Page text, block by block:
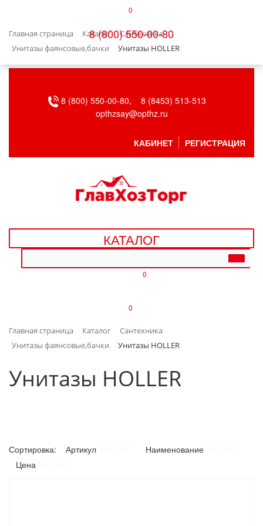
0
8 (800) 550-00-80
Главная страница Каталог
Сантехника
Унитазы фаянсовые,бачки
Унитазы HOLLER
БЫТОВАЯ ТЕХНИКА
ВЕНТИЛЯЦИЯ
ДАЧА, САД И ОГОРОД
ДЕТСКИЕ ТОВАРЫ
ИНТЕРЬЕР
ЛАКОКРАСОЧНЫЕ МАТЕРИАЛЫ
8 (800) 550-00-80,
8 (8453) 513-513
opthzsay@opthz.ru
КАБИНЕТ РЕГИСТРАЦИЯ
КАТАЛОГ
0
0
Главная страница Каталог
Сантехника
Унитазы фаянсовые,бачки
Унитазы HOLLER
Унитазы HOLLER
Сортировка: Артикул
Наименование
Цена